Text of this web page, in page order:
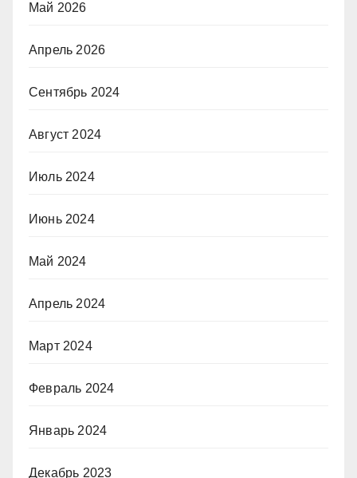
Май 2026
Апрель 2026
Сентябрь 2024
Август 2024
Июль 2024
Июнь 2024
Май 2024
Апрель 2024
Март 2024
Февраль 2024
Январь 2024
Декабрь 2023